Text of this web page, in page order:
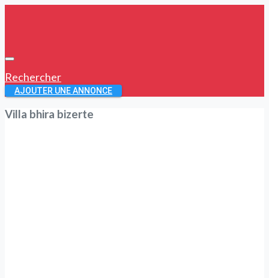
Rechercher
AJOUTER UNE ANNONCE
Villa bhira bizerte